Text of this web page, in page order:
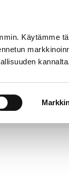
Käytämme
kannalta.